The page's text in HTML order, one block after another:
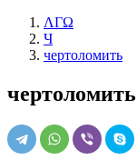
ΛΓΩ
Ч
чертоломить
чертоломить